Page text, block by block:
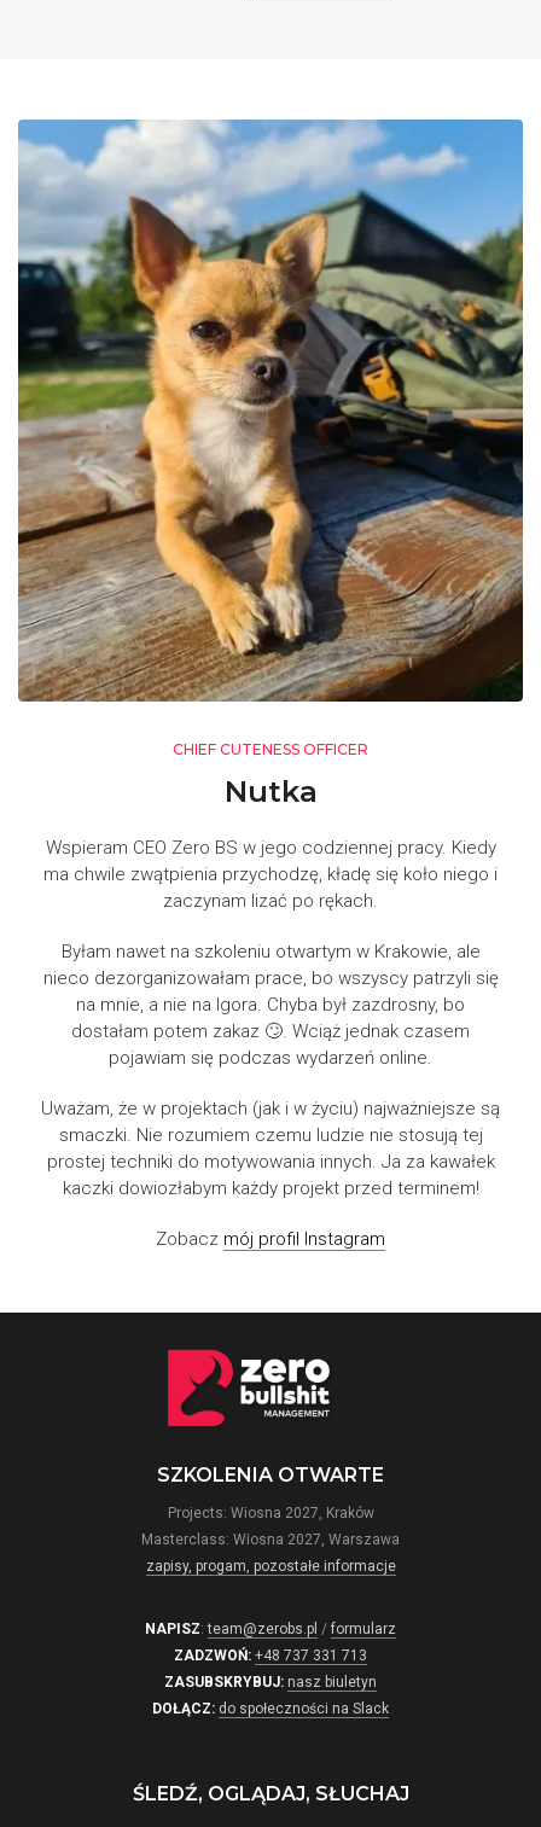
CHIEF CUTENESS OFFICER
Nutka
Wspieram CEO Zero BS w jego codziennej pracy. Kiedy
ma chwile zwątpienia przychodzę, kładę się koło niego i
zaczynam lizać po rękach.
Byłam nawet na szkoleniu otwartym w Krakowie, ale
nieco dezorganizowałam prace, bo wszyscy patrzyli się
na mnie, a nie na Igora. Chyba był zazdrosny, bo
dostałam potem zakaz 🙄. Wciąż jednak czasem
pojawiam się podczas wydarzeń online.
Uważam, że w projektach (jak i w życiu) najważniejsze są
smaczki. Nie rozumiem czemu ludzie nie stosują tej
prostej techniki do motywowania innych. Ja za kawałek
kaczki dowiozłabym każdy projekt przed terminem!
Zobacz mój profil Instagram
SZKOLENIA OTWARTE
Projects: Wiosna 2027, Kraków
Masterclass: Wiosna 2027, Warszawa
zapisy, progam, pozostałe informacje
NAPISZ:team@zerobs.pl / formularz
ZADZWOŃ: +48 737 331 713
ZASUBSKRYBUJ: nasz biuletyn
DOŁĄCZ: do społeczności na Slack
ŚLEDŹ, OGLĄDAJ, SŁUCHAJ